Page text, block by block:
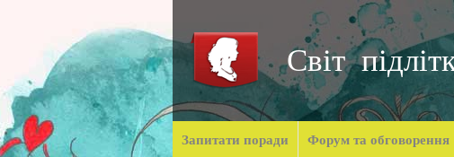
Світ
Запитати поради Форум та обговорення